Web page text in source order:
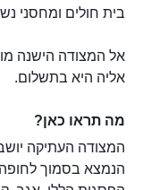
בית חולים ומחסני
אל המצודה הישנה
אליה היא בתשלום.
מה תראו כאן?
המצודה העתיקה
הנמצא בסמוך